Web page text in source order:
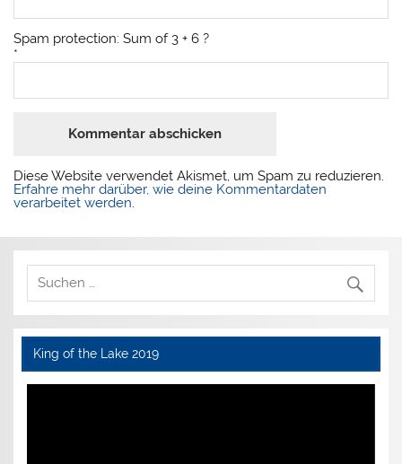
Spam protection: Sum of 3 + 6 ?
*
Diese Website verwendet Akismet, um Spam zu reduzieren.
Erfahre mehr darüber, wie deine Kommentardaten
verarbeitet werden.
King of the Lake 2019
Video-